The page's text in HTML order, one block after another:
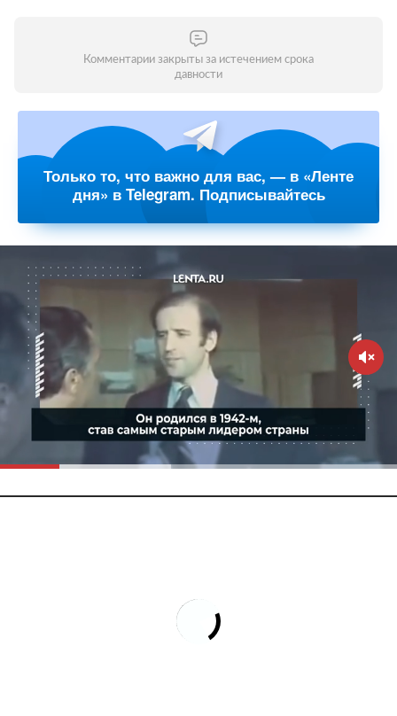
Комментарии закрыты за истечением срока
давности
Только то, что важно для вас, — в «Ленте
дня» в Telegram. Подписывайтесь